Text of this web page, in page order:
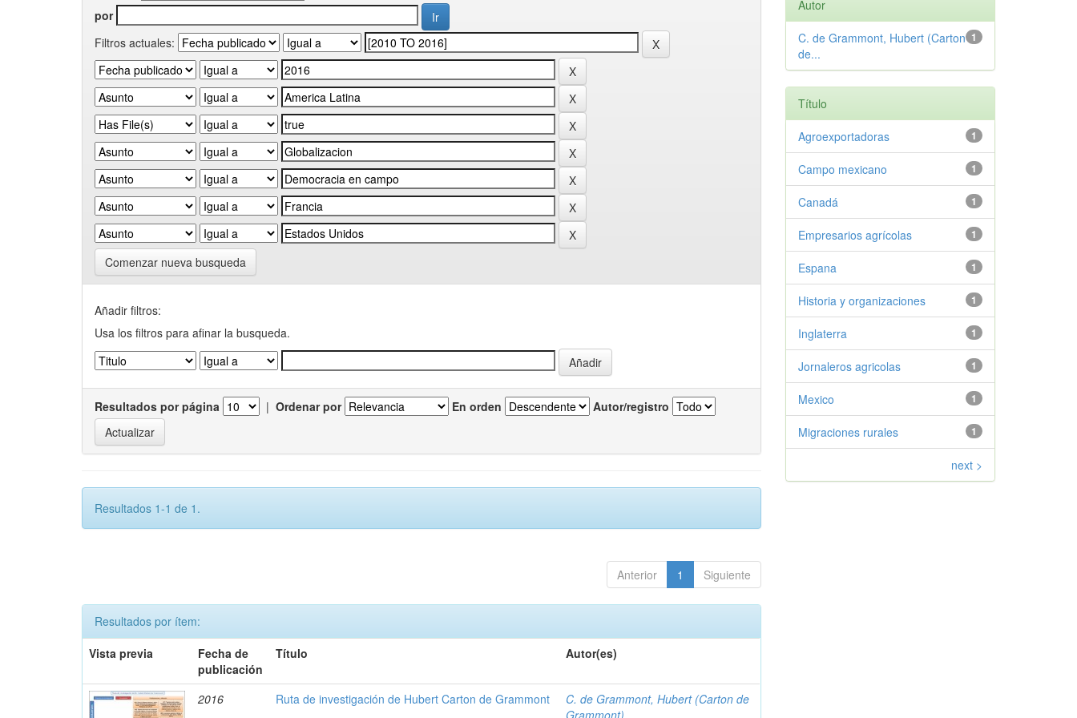
por
Filtros actuales:
Comenzar nueva busqueda
Añadir filtros:
Usa los filtros para afinar la busqueda.
Resultados por página | Ordenar por En orden Autor/registro
Resultados 1-1 de 1.
Anterior 1 Siguiente
Resultados por ítem:
Vista previa
Fecha de
publicación
Título Autor(es)
2016 Ruta de investigación de Hubert Carton de Grammont
C. de Grammont, Hubert (Carton de
Grammont)
Autor
1
C. de Grammont, Hubert (Carton
de...
Título
1
Agroexportadoras
1
Campo mexicano
1
Canadá
1
Empresarios agrícolas
1
Espana
1
Historia y organizaciones
1
Inglaterra
1
Jornaleros agricolas
1
Mexico
1
Migraciones rurales
next >